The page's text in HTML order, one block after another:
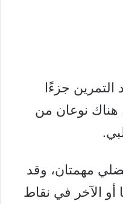
التمرين جزءًا
هناك نوعان من
مهمتان، وقد
الآخر في نقاط